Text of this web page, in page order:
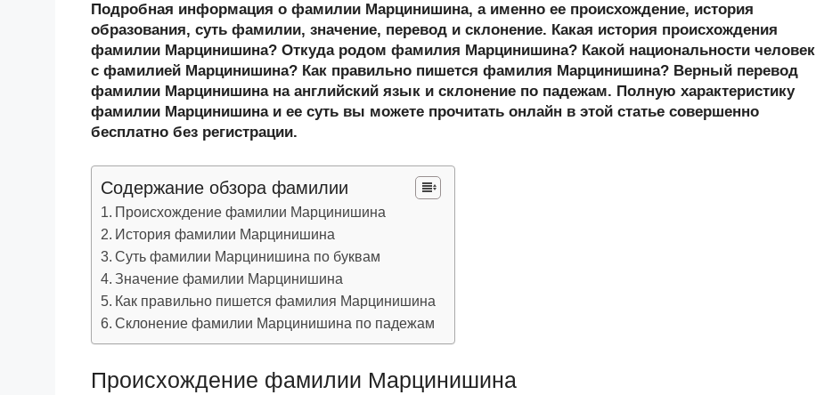
n
o
kl
a
ss
ni
ki
c
e
b
o
o
k
tt
er
g
g
er
e
J
o
ur
al
.R
u
p
e
er at
s
A
p
e
gr
a
m
ail р
а
в
и
Подробная информация о фамилии Марцинишина, а именно ее происхождение, история
образования, суть фамилии, значение, перевод и склонение. Какая история происхождения
фамилии Марцинишина? Откуда родом фамилия Марцинишина? Какой национальности человек
с фамилией Марцинишина? Как правильно пишется фамилия Марцинишина? Верный перевод
фамилии Марцинишина на английский язык и склонение по падежам. Полную характеристику
фамилии Марцинишина и ее суть вы можете прочитать онлайн в этой статье совершенно
бесплатно без регистрации.
Содержание обзора фамилии
Происхождение фамилии Марцинишина
История фамилии Марцинишина
Суть фамилии Марцинишина по буквам
Значение фамилии Марцинишина
Как правильно пишется фамилия Марцинишина
Склонение фамилии Марцинишина по падежам
Происхождение фамилии Марцинишина